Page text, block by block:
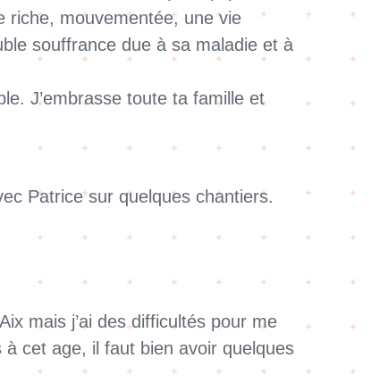
riche, mouvementée, une vie
souffrance due à sa maladie et à
J’embrasse toute ta famille et
Patrice sur quelques chantiers.
mais j’ai des difficultés pour me
cet age, il faut bien avoir quelques